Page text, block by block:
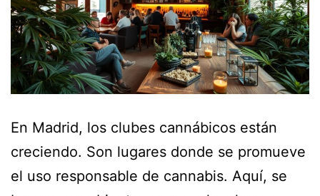
En Madrid, los clubes cannábicos están
creciendo. Son lugares donde se promueve
el uso responsable de cannabis. Aquí, se